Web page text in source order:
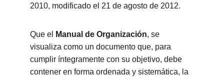
2010, modificado el 21 de agosto de 2012.
Que el Manual de Organización, se
visualiza como un documento que, para
cumplir íntegramente con su objetivo, debe
contener en forma ordenada y sistemática, la